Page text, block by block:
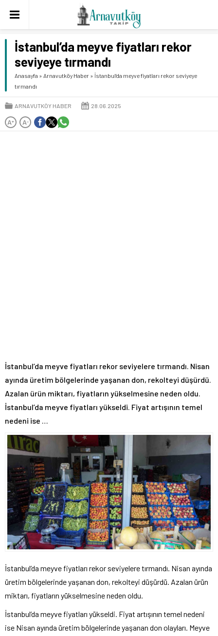
İstanbul’da meyve fiyatları rekor
seviyeye tırmandı
Anasayfa » Arnavutköy Haber » İstanbul’da meyve fiyatları rekor seviyeye
tırmandı
ARNAVUTKÖY HABER 28.06.2025
A+ A-
İstanbul’da meyve fiyatları rekor seviyelere tırmandı. Nisan
ayında üretim bölgelerinde yaşanan don, rekolteyi düşürdü.
Azalan ürün miktarı, fiyatların yükselmesine neden oldu.
İstanbul’da meyve fiyatları yükseldi. Fiyat artışının temel
nedeni ise …
İstanbul’da meyve fiyatları rekor seviyelere tırmandı. Nisan ayında
üretim bölgelerinde yaşanan don, rekolteyi düşürdü. Azalan ürün
miktarı, fiyatların yükselmesine neden oldu.
İstanbul’da meyve fiyatları yükseldi. Fiyat artışının temel nedeni
ise Nisan ayında üretim bölgelerinde yaşanan don olayları. Meyve